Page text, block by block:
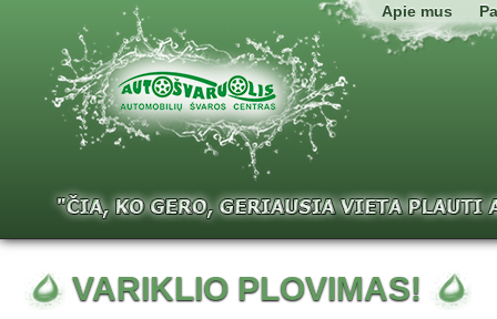
Apie mus
VARIKLIO PLOVIMAS!